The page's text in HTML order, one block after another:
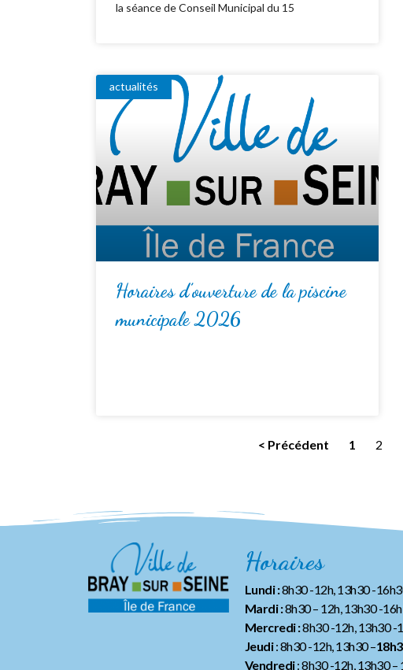
la séance de Conseil Municipal du 15
actualités
Horaires d’ouverture de la piscine
municipale 2026
< Précédent 1 2
Horaires
Lundi :8h30 -12h, 13h30 -
Mardi :8h30 – 12h, 13h30 -
Mercredi :8h30 -12h, 13h30 -
Jeudi: 8h30 -12h, 13h30 –
Vendredi: 8h30 -12h, 13h30–